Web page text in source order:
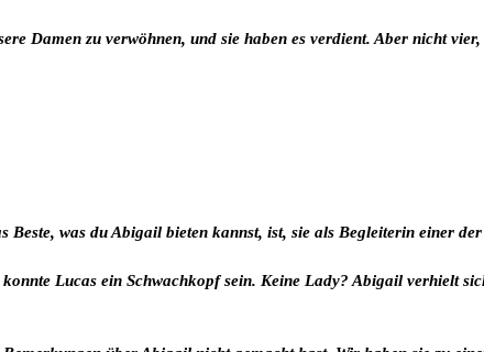
Damen zu verwöhnen, und sie haben es verdient. Aber nicht
Beste, was du Abigail bieten kannst, ist, sie als Begleiterin einer
Lucas ein Schwachkopf sein. Keine Lady? Abigail verhielt